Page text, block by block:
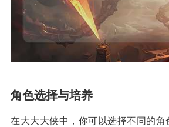
角色选择与培养
在大大大侠中，你可以选择不同的角